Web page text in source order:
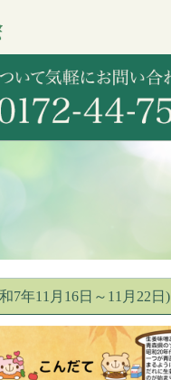
7年11月16日～11月22日)